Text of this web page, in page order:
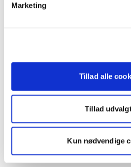
Marketing
Tillad alle
Tillad
Kun nødvendige